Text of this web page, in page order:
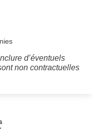
d’éventuels
non contractuelles